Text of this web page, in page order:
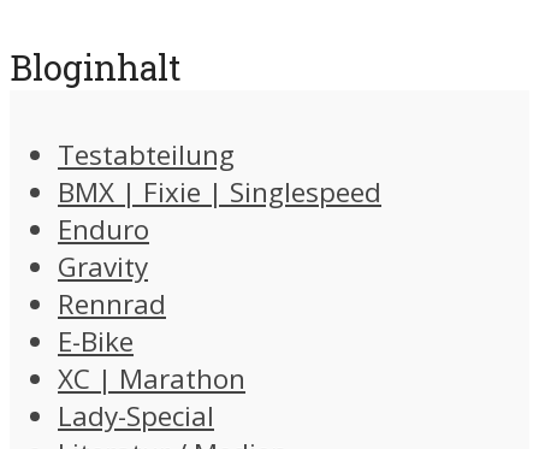
Bloginhalt
Testabteilung
BMX | Fixie | Singlespeed
Enduro
Gravity
Rennrad
E-Bike
XC | Marathon
Lady-Special